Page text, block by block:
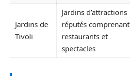
Jardins de
Tivoli
Jardins d’attractions
réputés comprenant
restaurants et
spectacles